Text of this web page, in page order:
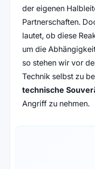
der eigenen
Partnerschaften.
lautet, ob diese
um die
so stehen wir vor
Technik selbst zu
technische
Angriff zu nehmen.